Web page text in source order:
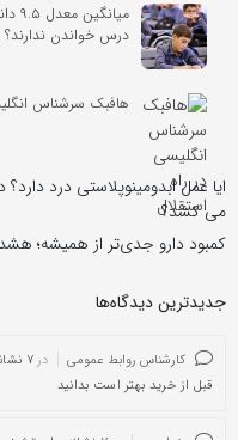
درس خواندن ندارند؟
هافبک سرشناس
ایا عمل ابدومینوپلاستی درد
می کشد؟
کمبود دارو جدی‌تر از همیشه؛
جدیدترین دیدگاه‌‌ها
کارشناس روابط عمومی در
۷
قبل از خرید بهتر است بدانید